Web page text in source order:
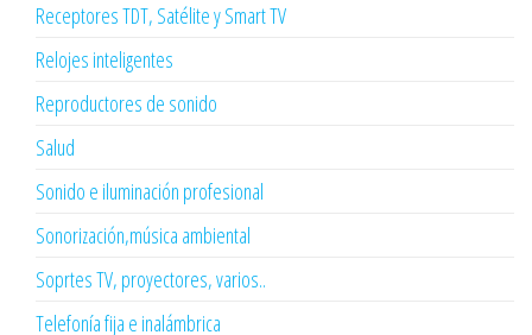
Receptores TDT, Satélite y Smart TV
Relojes inteligentes
Reproductores de sonido
Salud
Sonido e iluminación profesional
Sonorización,música ambiental
Soprtes TV, proyectores, varios..
Telefonía fija e inalámbrica